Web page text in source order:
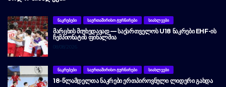
ᲜᲐᲙᲠᲔᲑᲔᲑᲘ ᲡᲐᲔᲠᲗᲐᲨᲘᲠᲘᲡᲝ ᲢᲣᲠᲜᲘᲠᲔᲑᲘ ᲡᲘᲐᲮᲚᲔᲔᲑᲘ
ᲛᲐᲠᲪᲮᲘᲡ ᲛᲘᲣᲮᲔᲓᲐᲕᲐᲓ — ᲡᲐᲥᲐᲠᲗᲕᲔᲚᲝᲡ U18 ᲜᲐᲙᲠᲔᲑᲘ EHF-ᲘᲡ
ᲩᲔᲛᲞᲘᲝᲜᲐᲢᲘᲡ ᲤᲘᲜᲐᲚᲨᲘᲐ
08/08/2026
ᲜᲐᲙᲠᲔᲑᲔᲑᲘ ᲡᲐᲔᲠᲗᲐᲨᲘᲠᲘᲡᲝ ᲢᲣᲠᲜᲘᲠᲔᲑᲘ ᲡᲘᲐᲮᲚᲔᲔᲑᲘ
18-ᲬᲚᲐᲛᲓᲔᲚᲗᲐ ᲜᲐᲙᲠᲔᲑᲘ ᲔᲠᲗᲞᲘᲠᲝᲕᲜᲣᲚᲘ ᲚᲘᲓᲔᲠᲘ ᲒᲐᲮᲓᲐ